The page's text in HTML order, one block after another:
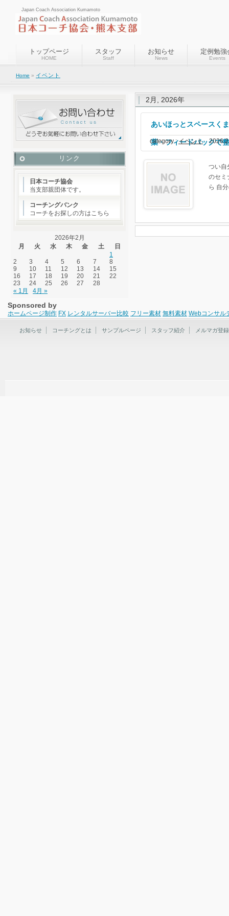
Japan Coach Association Kumamoto
トップページ
HOME
スタッフ
Staff
お知らせ
News
定例勉強
Events
Home » イベント
2月, 2026年
あいほっとスペースく
葉・フィードバックで
category :イベント
つい自
のセミ
ら 自
リンク
日本コーチ協会
当支部親団体です。
コーチングバンク
コーチをお探しの方はこちら
2026年2月
月
火 水 木 金 土
日
1
2
3 4 5 6 7
8
9
10 11 12 13 14
15
16
17 18 19 20 21
22
23
24 25 26 27
28
« 1月
4月 »
Sponsored by
ホームページ制作 FX レンタルサーバー比較 フリー素材 無料素材 Webコンサル
お知らせ コーチングとは サンプルページ スタッフ紹介 メルマガ登録